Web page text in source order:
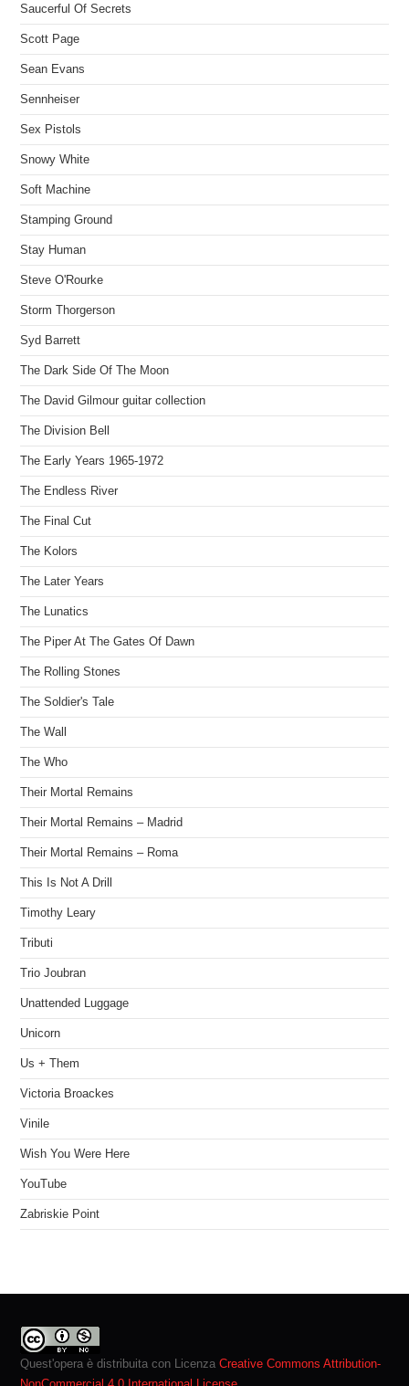
Saucerful Of Secrets
Scott Page
Sean Evans
Sennheiser
Sex Pistols
Snowy White
Soft Machine
Stamping Ground
Stay Human
Steve O'Rourke
Storm Thorgerson
Syd Barrett
The Dark Side Of The Moon
The David Gilmour guitar collection
The Division Bell
The Early Years 1965-1972
The Endless River
The Final Cut
The Kolors
The Later Years
The Lunatics
The Piper At The Gates Of Dawn
The Rolling Stones
The Soldier's Tale
The Wall
The Who
Their Mortal Remains
Their Mortal Remains – Madrid
Their Mortal Remains – Roma
This Is Not A Drill
Timothy Leary
Tributi
Trio Joubran
Unattended Luggage
Unicorn
Us + Them
Victoria Broackes
Vinile
Wish You Were Here
YouTube
Zabriskie Point
Quest'opera è distribuita con LicenzaCreative Commons Attribution-